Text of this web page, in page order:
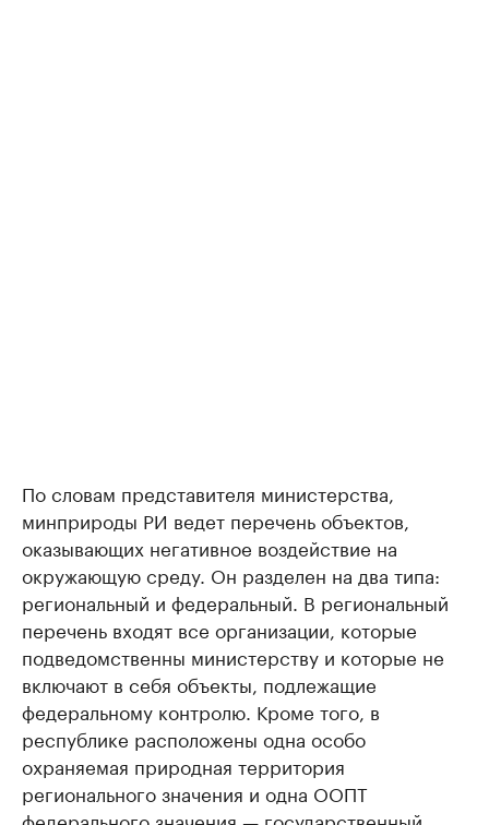
По словам представителя министерства,
минприроды РИ ведет перечень объектов,
оказывающих негативное воздействие на
окружающую среду. Он разделен на два типа:
региональный и федеральный. В региональный
перечень входят все организации, которые
подведомственны министерству и которые не
включают в себя объекты, подлежащие
федеральному контролю. Кроме того, в
республике расположены одна особо
охраняемая природная территория
регионального значения и одна ООПТ